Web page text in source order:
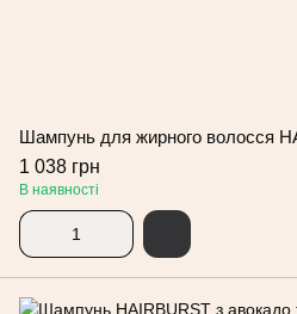
Шампунь для жирного волосся
1 038 грн
В наявності